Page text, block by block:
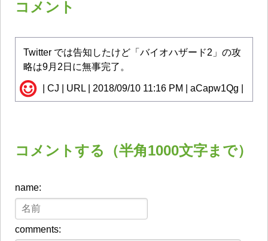
コメント
Twitter では告知したけど「バイオハザード2」の攻
略は9月2日に無事完了。
| CJ | URL | 2018/09/10 11:16 PM | aCapw1Qg |
コメントする（半角1000文字まで）
name:
comments: